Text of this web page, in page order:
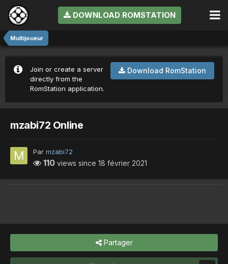
DOWNLOAD ROMSTATION
Multijoueur
Download RomStation
Join or create a server
directly from the
RomStation application.
mzabi72 Online
Par mzabi72
110 views since 18 février 2021
Partager